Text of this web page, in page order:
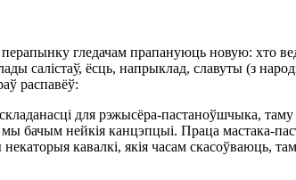
гледачам прапануюць новую: хто
салістаў, ёсць, напрыклад, славуты (з
распавёў:
для рэжысёра-пастаноўшчыка,
нейкія канцэпцыі. Праца мастака-
кавалкі, якія часам скасоўваюць,